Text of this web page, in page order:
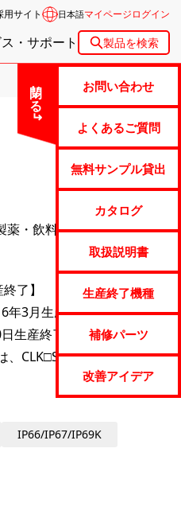
用サイト 日本語マイページログイン
・サポート 製品を検索
閉じる お問い合わせ
よくあるご質問
無料サンプル貸出
カタログ
取扱説明書
生産終了機種
補修パーツ
改善アイデア
薬・飲料業の現場照明
了】
年3月生産終了】
生産終了】
CLK□S-24AAG型へ
IP66/IP67/IP69K